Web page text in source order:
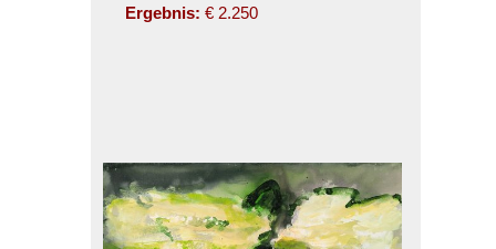
Ergebnis: € 2.250